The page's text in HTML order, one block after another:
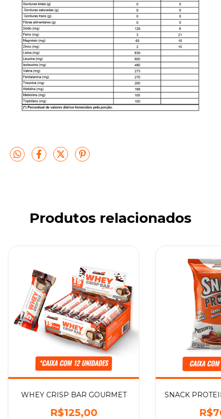
Produtos relacionados
WHEY CRISP BAR GOURMET
R$125,00
SNACK